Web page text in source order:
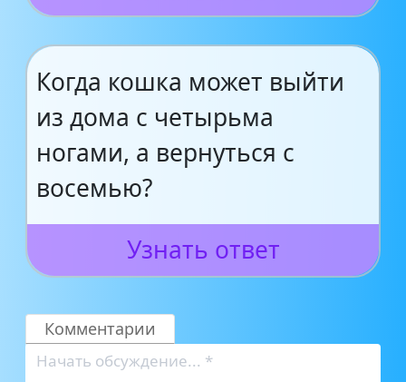
Когда кошка может выйти
из дома с четырьма
ногами, а вернуться с
восемью?
Узнать ответ
Комментарии